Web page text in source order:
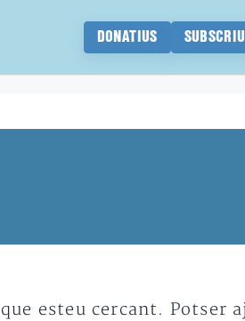
DONATIUS
esteu cercant. Potser